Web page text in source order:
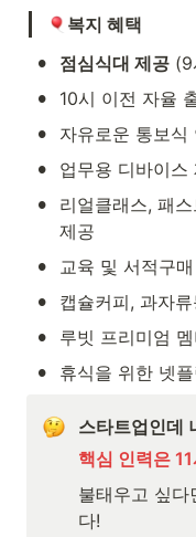
복지 혜택
• 점심식대 제공 (9
• 10시 이전 자율
• 자유로운 통보
• 업무용 디바이
•
리얼클래스, 패
제공
• 교육 및 서적구
• 캡슐커피, 과자
• 루빗 프리미엄
• 휴식을 위한 넷
스타트업인데
핵심 인력은
불태우고 싶다
다!